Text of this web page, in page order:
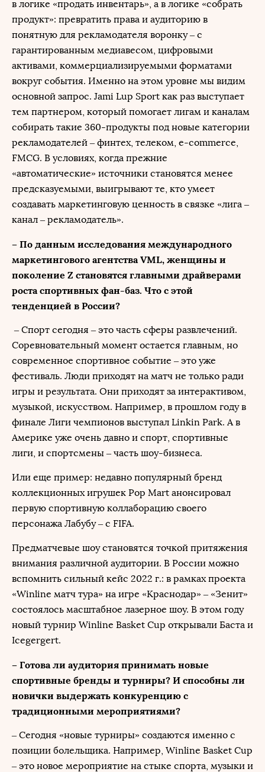
в логике «продать инвентарь», а в логике «собрать
продукт»: превратить права и аудиторию в
понятную для рекламодателя воронку – с
гарантированным медиавесом, цифровыми
активами, коммерциализируемыми форматами
вокруг события. Именно на этом уровне мы видим
основной запрос. Jami Lup Sport как раз выступает
тем партнером, который помогает лигам и каналам
собирать такие 360-продукты под новые категории
рекламодателей – финтех, телеком, e-commerce,
FMCG. В условиях, когда прежние
«автоматические» источники становятся менее
предсказуемыми, выигрывают те, кто умеет
создавать маркетинговую ценность в связке «лига –
канал – рекламодатель».
– По данным исследования международного
маркетингового агентства VML, женщины и
поколение Z становятся главными драйверами
роста спортивных фан-баз. Что с этой
тенденцией в России?
– Спорт сегодня – это часть сферы развлечений.
Соревновательный момент остается главным, но
современное спортивное событие – это уже
фестиваль. Люди приходят на матч не только ради
игры и результата. Они приходят за интерактивом,
музыкой, искусством. Например, в прошлом году в
финале Лиги чемпионов выступал Linkin Park. А в
Америке уже очень давно и спорт, спортивные
лиги, и спортсмены – часть шоу-бизнеса.
Или еще пример: недавно популярный бренд
коллекционных игрушек Pop Mart анонсировал
первую спортивную коллаборацию своего
персонажа Лабубу – с FIFA.
Предматчевые шоу становятся точкой притяжения
внимания различной аудитории. В России можно
вспомнить сильный кейс 2022 г.: в рамках проекта
«Winline матч тура» на игре «Краснодар» – «Зенит»
состоялось масштабное лазерное шоу. В этом году
новый турнир Winline Basket Cup открывали Баста и
Icegergert.
– Готова ли аудитория принимать новые
спортивные бренды и турниры? И способны ли
новички выдержать конкуренцию с
традиционными мероприятиями?
– Cегодня «новые турниры» создаются именно с
позиции болельщика. Например, Winline Basket Cup
– это новое мероприятие на стыке спорта, музыки и